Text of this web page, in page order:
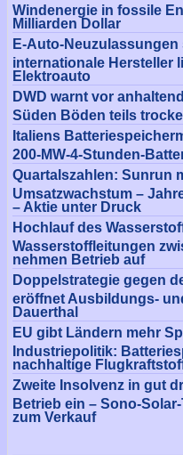
Windenergie in fossile
Milliarden Dollar
E-Auto-
internationale Hersteller
Elektroauto
DWD warnt vor
Süden Böden teils
Italiens
200-MW-4-Stunden-
Quartalszahlen: Sunrun
Umsatzwachstum –
– Aktie unter Druck
Hochlauf des
Wasserstoffleitungen
nehmen Betrieb auf
Doppelstrategie gegen
eröffnet Ausbildungs-
Dauerthal
EU gibt Ländern mehr
Industriepolitik:
nachhaltige
Zweite Insolvenz in gut
Betrieb ein – Sono-
zum Verkauf